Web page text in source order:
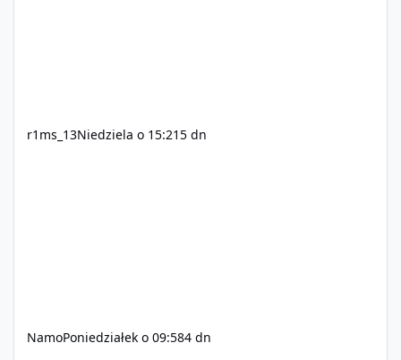
r1ms_13Niedziela o 15:215 dn
NamoPoniedziałek o 09:584 dn